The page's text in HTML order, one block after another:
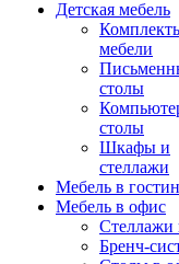
Детская мебель
мебели
столы
столы
Шкафы и
стеллажи
Мебель в
Мебель в офис
Стеллажи
Бренч-